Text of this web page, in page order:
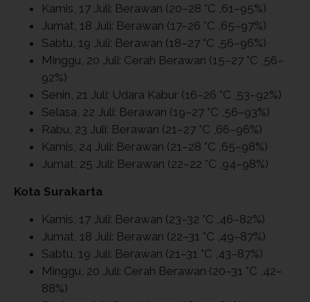
Kamis, 17 Juli: Berawan (20–28 °C ,61–95%)
Jumat, 18 Juli: Berawan (17–26 °C ,65–97%)
Sabtu, 19 Juli: Berawan (18–27 °C ,56–96%)
Minggu, 20 Juli: Cerah Berawan (15–27 °C ,56–
92%)
Senin, 21 Juli: Udara Kabur (16–26 °C ,53–92%)
Selasa, 22 Juli: Berawan (19–27 °C ,56–93%)
Rabu, 23 Juli: Berawan (21–27 °C ,66–96%)
Kamis, 24 Juli: Berawan (21–28 °C ,65–98%)
Jumat, 25 Juli: Berawan (22–22 °C ,94–98%)
Kota Surakarta
Kamis, 17 Juli: Berawan (23–32 °C ,46–82%)
Jumat, 18 Juli: Berawan (22–31 °C ,49–87%)
Sabtu, 19 Juli: Berawan (21–31 °C ,43–87%)
Minggu, 20 Juli: Cerah Berawan (20–31 °C ,42–
88%)